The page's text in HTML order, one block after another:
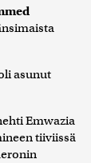
asunut
Emwazia
tiiviissä